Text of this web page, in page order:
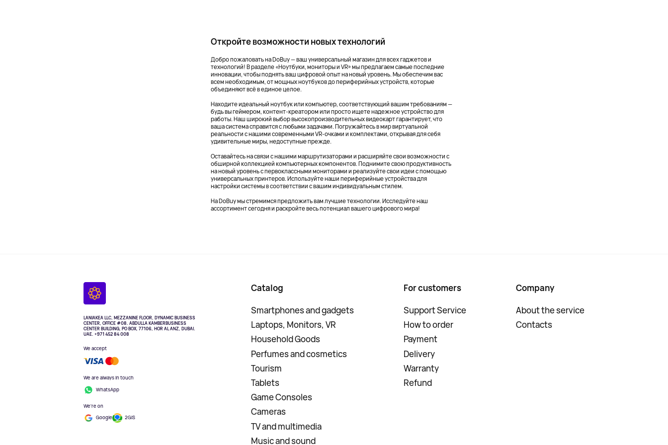
Откройте возможности новых технологий
Добро пожаловать на DoBuy — ваш универсальный магазин для всех гаджетов и
технологий! В разделе «Ноутбуки, мониторы и VR» мы предлагаем самые последние
инновации, чтобы поднять ваш цифровой опыт на новый уровень. Мы обеспечим вас
всем необходимым, от мощных ноутбуков до периферийных устройств, которые
объединяют всё в единое целое.
Находите идеальный ноутбук или компьютер, соответствующий вашим требованиям —
будь вы геймером, контент-креатором или просто ищете надежное устройство для
работы. Наш широкий выбор высокопроизводительных видеокарт гарантирует, что
ваша система справится с любыми задачами. Погружайтесь в мир виртуальной
реальности с нашими современными VR-очками и комплектами, открывая для себя
удивительные миры, недоступные прежде.
Оставайтесь на связи с нашими маршрутизаторами и расширяйте свои возможности с
обширной коллекцией компьютерных компонентов. Поднимите свою продуктивность
на новый уровень с первоклассными мониторами и реализуйте свои идеи с помощью
универсальных принтеров. Используйте наши периферийные устройства для
настройки системы в соответствии с вашим индивидуальным стилем.
На DoBuy мы стремимся предложить вам лучшие технологии. Исследуйте наш
ассортимент сегодня и раскройте весь потенциал вашего цифрового мира!
LANIAKEA LLC, MEZZANINE FLOOR, DYNAMIC BUSINESS
CENTER, OFFICE #08. ABDULLA KAMBERBUSINESS
CENTER BUILDING, PO BOX, 77106, HOR AL ANZ, DUBAI.
UAE. +971 452 84 008
We accept
We are always in touch
WhatsApp
We're on
Google
2GIS
Catalog
Smartphones and gadgets
Laptops, Monitors, VR
Household Goods
Perfumes and cosmetics
Tourism
Tablets
Game Consoles
Cameras
TV and multimedia
Music and sound
For customers
Support Service
How to order
Payment
Delivery
Warranty
Refund
Company
About the service
Contacts